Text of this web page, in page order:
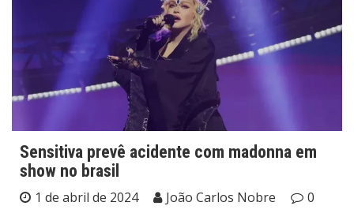
Sensitiva prevê acidente com madonna em
show no brasil
1 de abril de 2024 João Carlos Nobre
0